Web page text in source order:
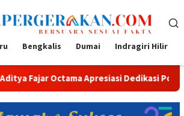
Bengkalis Dumai Indragiri Hilir
Apresiasi Dedikasi Polri untuk